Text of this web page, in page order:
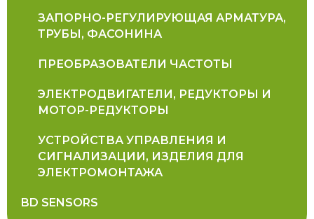
ЗАПОРНО-РЕГУЛИРУЮЩАЯ АРМАТУРА,
ТРУБЫ, ФАСОНИНА
ПРЕОБРАЗОВАТЕЛИ ЧАСТОТЫ
ЭЛЕКТРОДВИГАТЕЛИ, РЕДУКТОРЫ И
МОТОР-РЕДУКТОРЫ
УСТРОЙСТВА УПРАВЛЕНИЯ И
СИГНАЛИЗАЦИИ, ИЗДЕЛИЯ ДЛЯ
ЭЛЕКТРОМОНТАЖА
BD SENSORS